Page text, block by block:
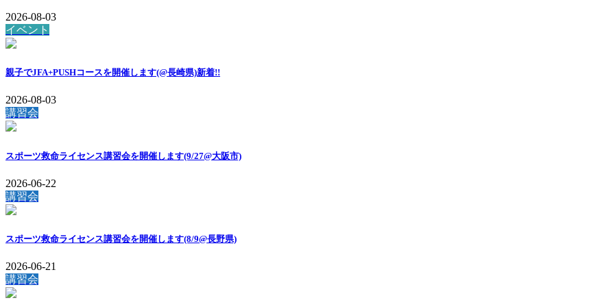
2026-08-03
イベント
親子でJFA+PUSHコースを開催します(@長崎県)新着!!
2026-08-03
講習会
スポーツ救命ライセンス講習会を開催します(9/27@大阪市)
2026-06-22
講習会
スポーツ救命ライセンス講習会を開催します(8/9@長野県)
2026-06-21
講習会